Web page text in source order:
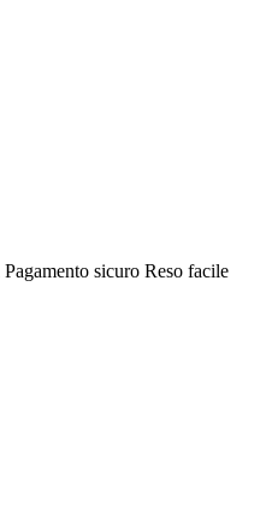
Pagamento sicuro Reso facile